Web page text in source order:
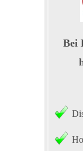
Bei